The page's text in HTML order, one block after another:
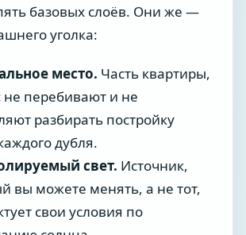
базовых слоёв. Они же —
уголка:
место. Часть квартиры,
не перебивают и не
разбирать постройку
дубля.
свет. Источник,
вы можете менять, а не тот,
свои условия по